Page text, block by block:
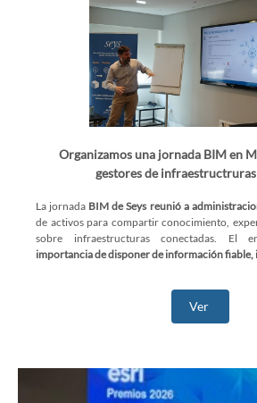
Organizamos una jornada BIM en
gestores de
La jornada BIM de Seys reunió a
de activos para compartir conocimiento,
sobre infraestructuras conectadas. El
importancia de disponer de información fiable,
Ver